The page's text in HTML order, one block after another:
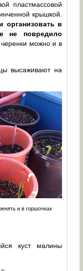
пластмассовой
крышкой.
организовать в
не повредило
можно и в
высаживают на
и в горшочках
куст малины